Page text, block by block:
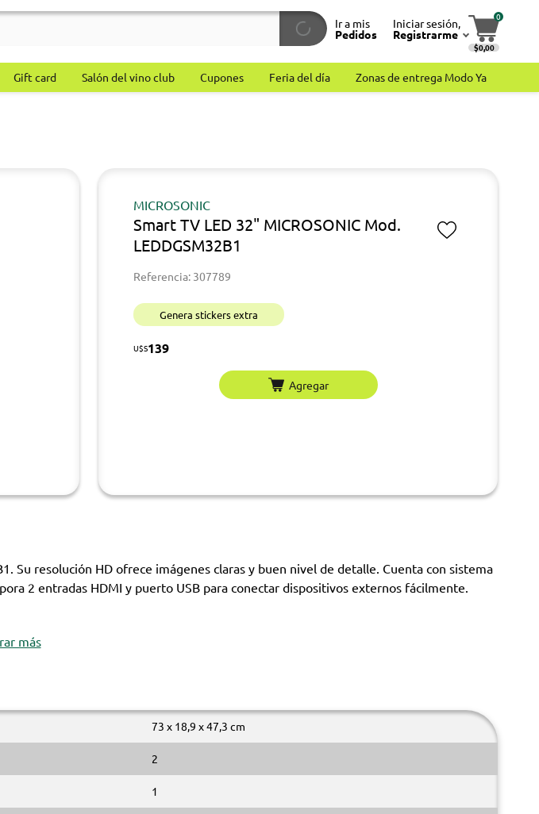
Ir a mis
Pedidos
Iniciar sesión,
Registrarme
0
$0,00
Gift card Salón del vino club Cupones Feria del día Zonas de entrega Modo Ya
MICROSONIC
Smart TV LED 32" MICROSONIC Mod.
LEDDGSM32B1
Referencia: 307789
Genera stickers extra
U$S139
Agregar
Su resolución HD ofrece imágenes claras y buen nivel de detalle. Cuenta con sistema
2 entradas HDMI y puerto USB para conectar dispositivos externos fácilmente.
más
73 x 18,9 x 47,3 cm
2
1